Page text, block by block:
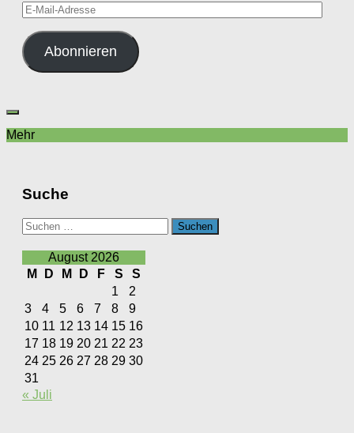
E-
Mail-
Adresse
Abonnieren
Mehr
Suche
Suchen
nach:
August 2026
M
D M D F S
S
1
2
3
4 5 6 7 8
9
10 11 12 13 14 15 16
17 18 19 20 21 22 23
24 25 26 27 28 29 30
31
« Juli